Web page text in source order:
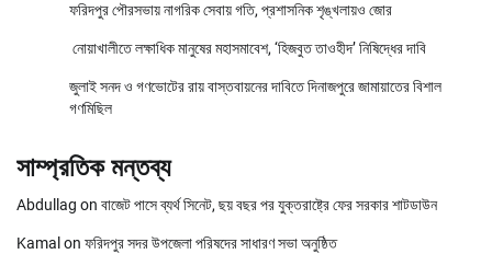
ফরিদপুর পৌরসভায় নাগরিক সেবায় গতি, প্রশাসনিক শৃঙ্খলায়ও জোর
নোয়াখালীতে লক্ষাধিক মানুষের মহাসমাবেশ, ‘হিজবুত তাওহীদ’ নিষিদ্ধের দাবি
জুলাই সনদ ও গণভোটের রায় বাস্তবায়নের দাবিতে দিনাজপুরে জামায়াতের বিশাল
গণমিছিল
সাম্প্রতিক মন্তব্য
Abdullag on বাজেট পাসে ব্যর্থ সিনেট, ছয় বছর পর যুক্তরাষ্ট্রে ফের সরকার শাটডাউন
Kamal on ফরিদপুর সদর উপজেলা পরিষদের সাধারণ সভা অনুষ্ঠিত